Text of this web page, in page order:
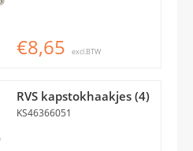
€8,65 excl.BTW
RVS kapstokhaakjes (4)
KS46366051